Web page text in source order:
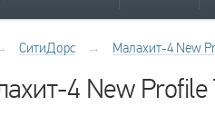
СитиДорс → Малахит-4 New
4 New Profile